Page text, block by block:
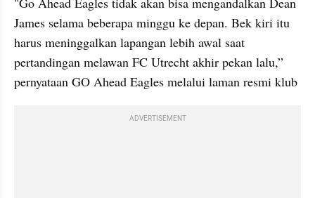
James selama beberapa minggu ke depan. Bek kiri itu
harus meninggalkan lapangan lebih awal saat
pertandingan melawan FC Utrecht akhir pekan lalu,”
pernyataan GO Ahead Eagles melalui laman resmi klub
ADVERTISEMENT